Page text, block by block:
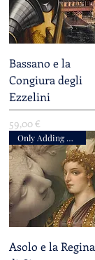
Bassano e la
Congiura degli
Ezzelini
Prezzo
59,00 €
Only Adding Accompaniment
Asolo e la Regina